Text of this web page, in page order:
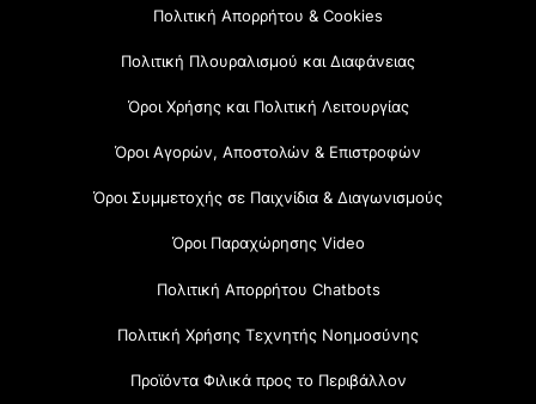
Πολιτική Απορρήτου & Cookies
Πολιτική Πλουραλισμού και Διαφάνειας
Όροι Χρήσης και Πολιτική Λειτουργίας
Όροι Αγορών, Αποστολών & Επιστροφών
Όροι Συμμετοχής σε Παιχνίδια & Διαγωνισμούς
Όροι Παραχώρησης Video
Πολιτική Απορρήτου Chatbots
Πολιτική Χρήσης Τεχνητής Νοημοσύνης
Προϊόντα Φιλικά προς το Περιβάλλον